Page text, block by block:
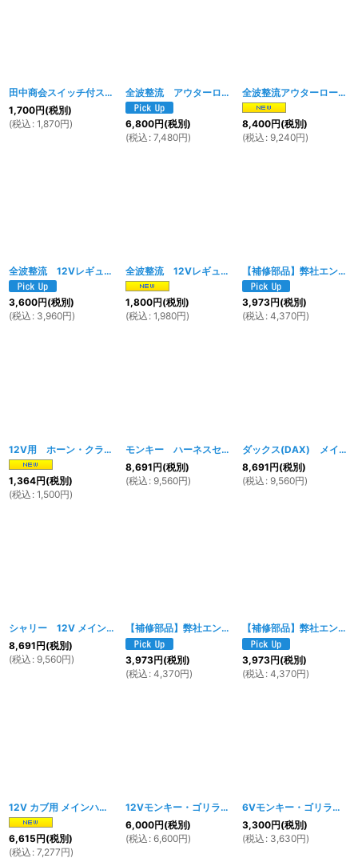
田中商会スイッチ付スロットルホルダー用スロットルワイヤー 730mm [1289w
1,700円(税別)
(税込 : 1,870円)
全波整流 アウターローター ステーターコイルキット
6,800円(税別)
(税込 : 7,480円)
全波整流アウターローターステーターコイルキット＆レギュレーター（4P）セット
8,400円(税別)
(税込 : 9,240円)
全波整流 12Vレギュレーター 5ピンタイプ [1933w
3,600円(税別)
(税込 : 3,960円)
全波整流 12Vレギュレーター 4ピンタイプ [
1,800円(税別)
(税込 : 1,980円)
【補修部品】弊社エンジン用 メインハーネス（ダックス用）
3,973円(税別)
(税込 : 4,370円)
12V用 ホーン・クラクション シルバー [1917w]
1,364円(税別)
(税込 : 1,500円)
モンキー ハーネスセット [046w]
8,691円(税別)
(税込 : 9,560円)
ダックス(DAX) メインハーネスセット
8,691円(税別)
(税込 : 9,560円)
シャリー 12V メインハーネス 左右スイッチ 電装フルセット [ 048w]
8,691円(税別)
(税込 : 9,560円)
【補修部品】弊社エンジン用 メインハーネス（モンキー左側集中スイッチ用）
3,973円(税別)
(税込 : 4,370円)
【補修部品】弊社エンジン用 メインハーネス（モンキー用）
3,973円(税別)
(税込 : 4,370円)
12V カブ用 メインハーネス（セル付き） [ 1584w]
6,615円(税別)
(税込 : 7,277円)
12Vモンキー・ゴリラ用 純正カプラーオン対応 メインハーネス
6,000円(税別)
(税込 : 6,600円)
6Vモンキー・ゴリラ用 メインハーネス
3,300円(税別)
(税込 : 3,630円)